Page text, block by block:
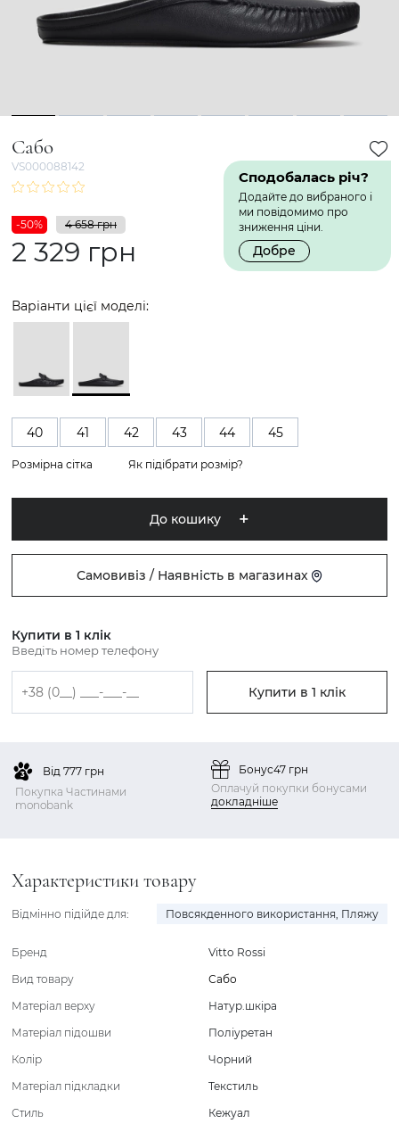
1 2 3 4 5 6 7 8
Сабо
VS000088142
Сподобалась річ?
Додайте до вибраного і
ми повідомимо про
зниження ціни.
Добре
-50% 4 658 грн
2 329 грн
Варіанти цієї моделі:
40 41 42 43 44 45
Розмірна сітка Як підібрати розмір?
До кошику
Самовивіз / Наявність в магазинах
Купити в 1 клік
Введіть номер телефону
Купити в 1 клік
Від 777 грн
Покупка Частинами
monobank
Бонус47 грн
Оплачуй покупки бонусами
докладніше
Характеристики товару
Відмінно підійде для: Повсякденного використання, Пляжу
Бренд
Vitto Rossi
Вид товару
Сабо
Матеріал верху
Натур.шкіра
Матеріал підошви
Поліуретан
Колір
Чорний
Матеріал підкладки
Текстиль
Стиль
Кежуал